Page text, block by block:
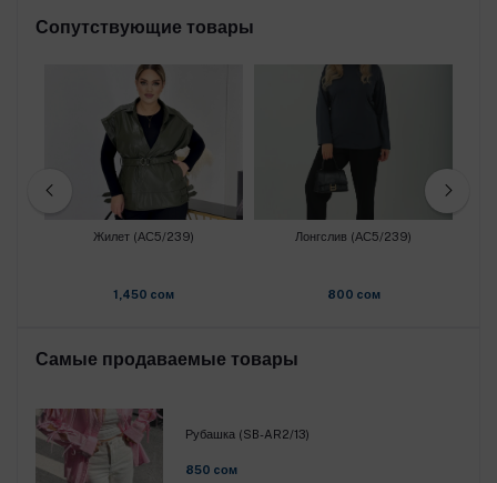
Сопутствующие товары
Жилет (АС5/239)
1,450 cом
Лонгслив (АС5/239)
800 cом
Самые продаваемые товары
Рубашка (SB-AR2/13)
850 cом